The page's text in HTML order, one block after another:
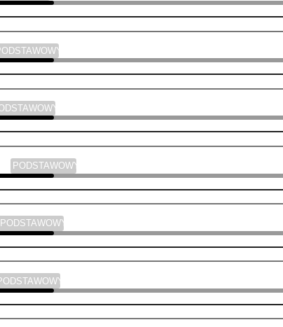
PODSTAWOWY
PODSTAWOWY
PODSTAWOWY
PODSTAWOWY